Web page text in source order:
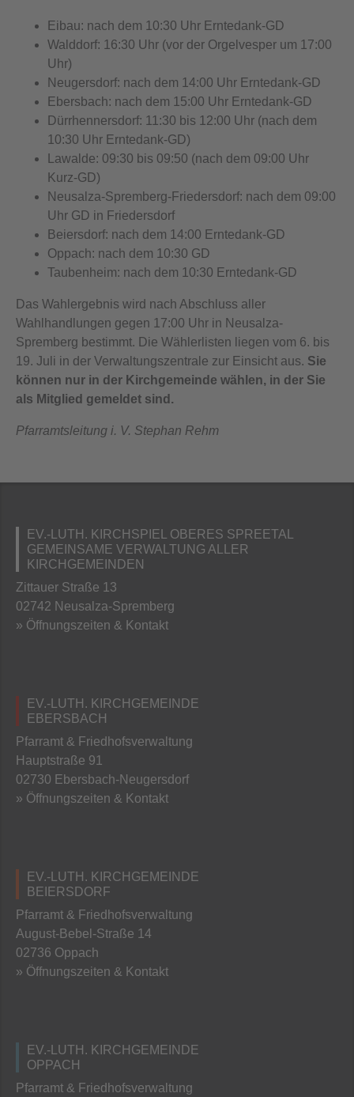
Eibau: nach dem 10:30 Uhr Erntedank-GD
Walddorf: 16:30 Uhr (vor der Orgelvesper um 17:00
Uhr)
Neugersdorf: nach dem 14:00 Uhr Erntedank-GD
Ebersbach: nach dem 15:00 Uhr Erntedank-GD
Dürrhennersdorf: 11:30 bis 12:00 Uhr (nach dem
10:30 Uhr Erntedank-GD)
Lawalde: 09:30 bis 09:50 (nach dem 09:00 Uhr
Kurz-GD)
Neusalza-Spremberg-Friedersdorf: nach dem 09:00
Uhr GD in Friedersdorf
Beiersdorf: nach dem 14:00 Erntedank-GD
Oppach: nach dem 10:30 GD
Taubenheim: nach dem 10:30 Erntedank-GD
Das Wahlergebnis wird nach Abschluss aller
Wahlhandlungen gegen 17:00 Uhr in Neusalza-
Spremberg bestimmt. Die Wählerlisten liegen vom 6. bis
19. Juli in der Verwaltungszentrale zur Einsicht aus. Sie
können nur in der Kirchgemeinde wählen, in der Sie
als Mitglied gemeldet sind.
Pfarramtsleitung i. V. Stephan Rehm
EV.-LUTH. KIRCHSPIEL OBERES SPREETAL
GEMEINSAME VERWALTUNG ALLER
KIRCHGEMEINDEN
Zittauer Straße 13
02742 Neusalza-Spremberg
» Öffnungszeiten & Kontakt
EV.-LUTH. KIRCHGEMEINDE
EBERSBACH
Pfarramt & Friedhofsverwaltung
Hauptstraße 91
02730 Ebersbach-Neugersdorf
» Öffnungszeiten & Kontakt
EV.-LUTH. KIRCHGEMEINDE
BEIERSDORF
Pfarramt & Friedhofsverwaltung
August-Bebel-Straße 14
02736 Oppach
» Öffnungszeiten & Kontakt
EV.-LUTH. KIRCHGEMEINDE
OPPACH
Pfarramt & Friedhofsverwaltung